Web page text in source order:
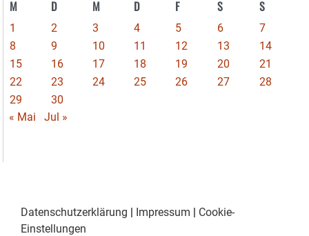
M D M D F S S
1 2 3 4 5 6
7
8
9 10 11 12 13
14
15
16 17 18 19 20
21
22
23 24 25 26 27
28
29
30
« Mai
Jul »
Datenschutzerklärung | Impressum | Cookie-
Einstellungen